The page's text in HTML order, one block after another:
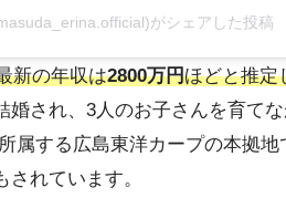
がシェアした投稿
新の年収は2800万円ほどと推定
婚され、3人のお子さんを育て
属する広島東洋カープの本拠
れています。